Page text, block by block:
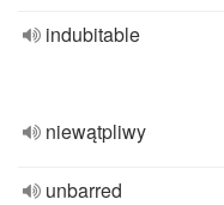
indubitable
niewątpliwy
unbarred